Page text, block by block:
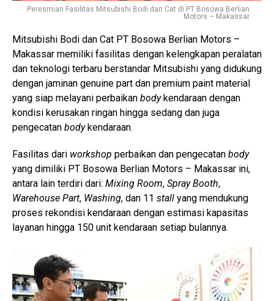
Peresmian Fasilitas Mitsubishi Bodi dan Cat di PT Bosowa Berlian
Motors – Makassar
Mitsubishi Bodi dan Cat PT Bosowa Berlian Motors –
Makassar memiliki fasilitas dengan kelengkapan peralatan
dan teknologi terbaru berstandar Mitsubishi yang didukung
dengan jaminan genuine part dan premium paint material
yang siap melayani perbaikan bodykendaraan dengan
kondisi kerusakan ringan hingga sedang dan juga
pengecatan bodykendaraan.
Fasilitas dari workshop perbaikan dan pengecatan body
yang dimiliki PT Bosowa Berlian Motors – Makassar ini,
antara lain terdiri dari: Mixing Room, Spray Booth,
Warehouse Part, Washing, dan 11 stall yang mendukung
proses rekondisi kendaraan dengan estimasi kapasitas
layanan hingga 150 unit kendaraan setiap bulannya.